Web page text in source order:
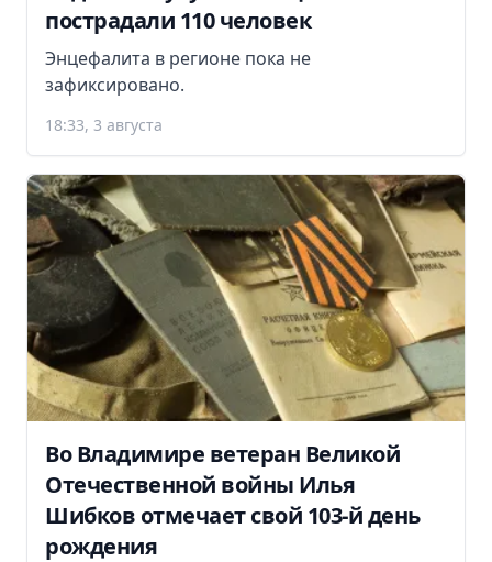
пострадали 110 человек
Энцефалита в регионе пока не
зафиксировано.
18:33, 3 августа
Во Владимире ветеран Великой
Отечественной войны Илья
Шибков отмечает свой 103-й день
рождения